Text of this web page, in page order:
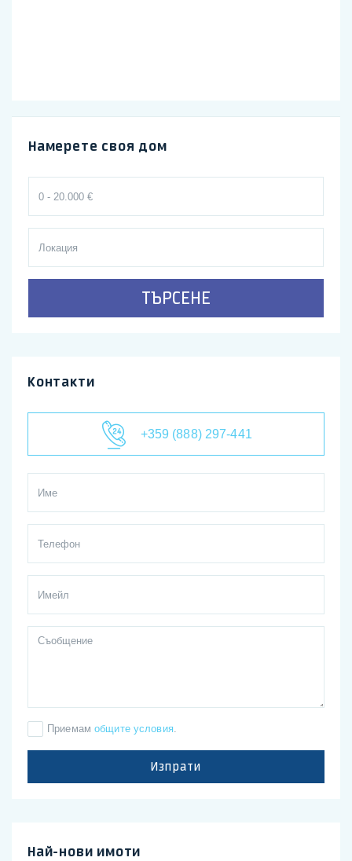
Намерете своя дом
ТЪРСЕНЕ
Контакти
+359 (888) 297-441
Приемам общите условия.
Изпрати
Най-нови имоти